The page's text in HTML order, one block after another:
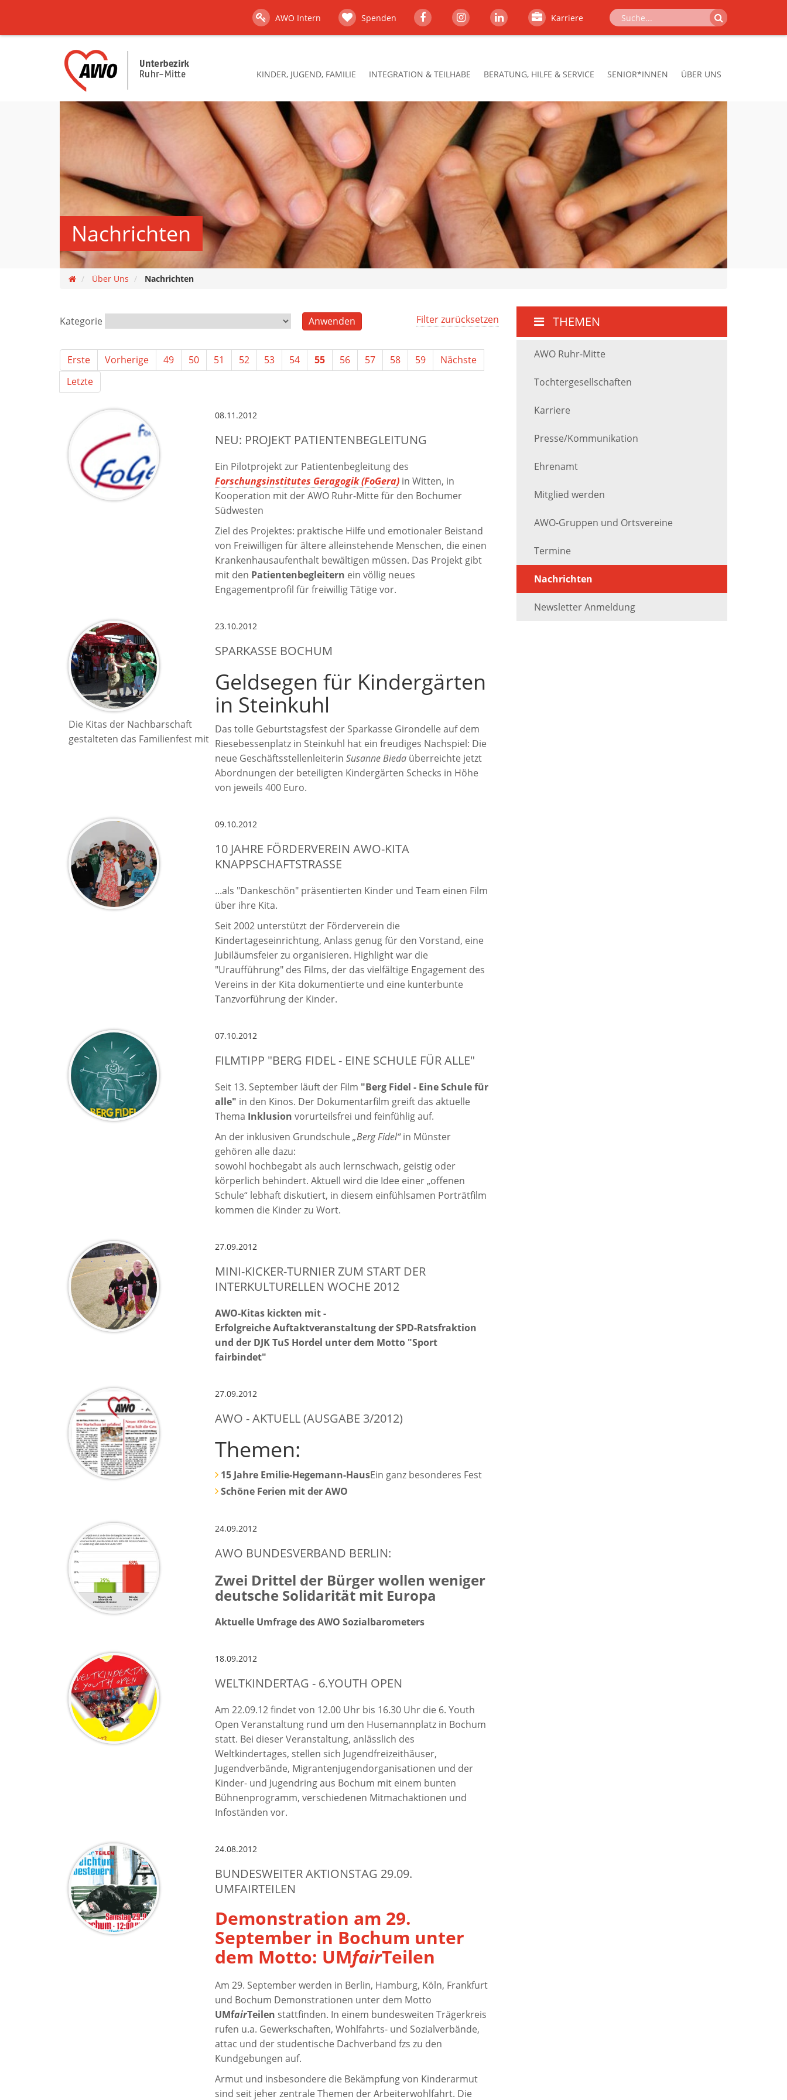
AWO Intern Spenden Karriere
KINDER, JUGEND, FAMILIE INTEGRATION & TEILHABE BERATUNG, HILFE & SERVICE SENIOR*INNEN ÜBER UNS
Nachrichten
Über Uns Nachrichten
Kategorie Filter zurücksetzen
Erste Vorherige 49 50 51 52 53 54 55 56 57 58 59
Nächste
Letzte
08.11.2012
NEU: PROJEKT PATIENTENBEGLEITUNG
Ein Pilotprojekt zur Patientenbegleitung des
Forschungsinstitutes Geragogik (FoGera)in Witten, in
Kooperation mit der AWO Ruhr-Mitte für den Bochumer
Südwesten
Ziel des Projektes: praktische Hilfe und emotionaler Beistand
von Freiwilligen für ältere alleinstehende Menschen, die einen
Krankenhausaufenthalt bewältigen müssen. Das Projekt gibt
mit den Patientenbegleitern ein völlig neues
Engagementprofil für freiwillig Tätige vor.
Die Kitas der Nachbarschaft
gestalteten das Familienfest mit
23.10.2012
SPARKASSE BOCHUM
Geldsegen für Kindergärten
in Steinkuhl
Das tolle Geburtstagsfest der Sparkasse Girondelle auf dem
Riesebessenplatz in Steinkuhl hat ein freudiges Nachspiel: Die
neue Geschäftsstellenleiterin Susanne Bieda überreichte jetzt
Abordnungen der beteiligten Kindergärten Schecks in Höhe
von jeweils 400 Euro.
09.10.2012
10 JAHRE FÖRDERVEREIN AWO-KITA
KNAPPSCHAFTSTRASSE
...als "Dankeschön" präsentierten Kinder und Team einen Film
über ihre Kita.
Seit 2002 unterstützt der Förderverein die
Kindertageseinrichtung, Anlass genug für den Vorstand, eine
Jubiläumsfeier zu organisieren. Highlight war die
"Uraufführung" des Films, der das vielfältige Engagement des
Vereins in der Kita dokumentierte und eine kunterbunte
Tanzvorführung der Kinder.
07.10.2012
FILMTIPP "BERG FIDEL - EINE SCHULE FÜR ALLE"
Seit 13. September läuft der Film "Berg Fidel - Eine Schule für
alle" in den Kinos. Der Dokumentarfilm greift das aktuelle
Thema Inklusion vorurteilsfrei und feinfühlig auf.
An der inklusiven Grundschule „Berg Fidel“in Münster
gehören alle dazu:
sowohl hochbegabt als auch lernschwach, geistig oder
körperlich behindert. Aktuell wird die Idee einer „offenen
Schule“ lebhaft diskutiert, in diesem einfühlsamen Porträtfilm
kommen die Kinder zu Wort.
27.09.2012
MINI-KICKER-TURNIER ZUM START DER
INTERKULTURELLEN WOCHE 2012
AWO-Kitas kickten mit -
Erfolgreiche Auftaktveranstaltung der SPD-Ratsfraktion
und der DJK TuS Hordel unter dem Motto "Sport
fairbindet"
27.09.2012
AWO - AKTUELL (AUSGABE 3/2012)
Themen:
15 Jahre Emilie-Hegemann-HausEin ganz besonderes Fest
Schöne Ferien mit der AWO
24.09.2012
AWO BUNDESVERBAND BERLIN:
Zwei Drittel der Bürger wollen weniger
deutsche Solidarität mit Europa
Aktuelle Umfrage des AWO Sozialbarometers
18.09.2012
WELTKINDERTAG - 6.YOUTH OPEN
Am 22.09.12 findet von 12.00 Uhr bis 16.30 Uhr die 6. Youth
Open Veranstaltung rund um den Husemannplatz in Bochum
statt. Bei dieser Veranstaltung, anlässlich des
Weltkindertages, stellen sich Jugendfreizeithäuser,
Jugendverbände, Migrantenjugendorganisationen und der
Kinder- und Jugendring aus Bochum mit einem bunten
Bühnenprogramm, verschiedenen Mitmachaktionen und
Infoständen vor.
24.08.2012
BUNDESWEITER AKTIONSTAG 29.09.
UMFAIRTEILEN
Demonstration am 29.
September in Bochum unter
dem Motto: UMfairTeilen
Am 29. September werden in Berlin, Hamburg, Köln, Frankfurt
und Bochum Demonstrationen unter dem Motto
UMfairTeilen stattfinden. In einem bundesweiten Trägerkreis
rufen u.a. Gewerkschaften, Wohlfahrts- und Sozialverbände,
attac und der studentische Dachverband fzs zu den
Kundgebungen auf.
Armut und insbesondere die Bekämpfung von Kinderarmut
sind seit jeher zentrale Themen der Arbeiterwohlfahrt. Die
THEMEN
AWO Ruhr-Mitte
Tochtergesellschaften
Karriere
Presse/Kommunikation
Ehrenamt
Mitglied werden
AWO-Gruppen und Ortsvereine
Termine
Nachrichten
Newsletter Anmeldung